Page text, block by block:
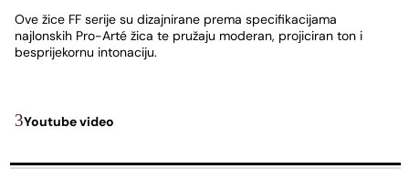
Ove žice FF serije su dizajnirane prema specifikacijama
najlonskih Pro-Arté žica te pružaju moderan, projiciran ton i
besprijekornu intonaciju.
Youtube video